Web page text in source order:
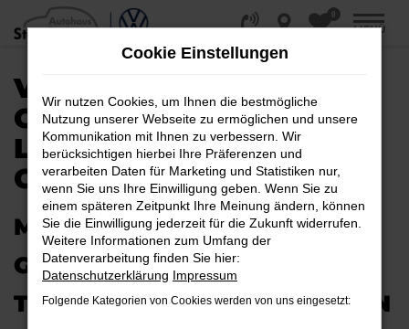
Zum
Hauptinhalt
0
MENÜ
VW TOUAREG
GEBRAUCHTWAGEN |
LIEFERSERVICE NACH
GÜTERSLOH
MIT RABATT DURCH
GÜTERSLOH MIT DEM VW
TOUAREG GEBRAUCHTWAGEN
Cookie Einstellungen
Wir nutzen Cookies, um Ihnen die bestmögliche
Nutzung unserer Webseite zu ermöglichen und unsere
Kommunikation mit Ihnen zu verbessern. Wir
berücksichtigen hierbei Ihre Präferenzen und
verarbeiten Daten für Marketing und Statistiken nur,
wenn Sie uns Ihre Einwilligung geben. Wenn Sie zu
einem späteren Zeitpunkt Ihre Meinung ändern, können
Sie die Einwilligung jederzeit für die Zukunft widerrufen.
Weitere Informationen zum Umfang der
Datenverarbeitung finden Sie hier:
Datenschutzerklärung Impressum
Folgende Kategorien von Cookies werden von uns eingesetzt: